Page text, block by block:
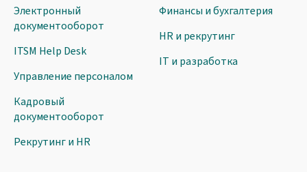
Электронный
документооборот
ITSM Help Desk
Управление персоналом
Кадровый
документооборот
Рекрутинг и HR
Финансы и бухгалтерия
HR и рекрутинг
IT и разработка